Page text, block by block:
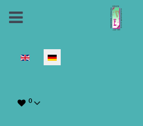
Sprache auswählen
0